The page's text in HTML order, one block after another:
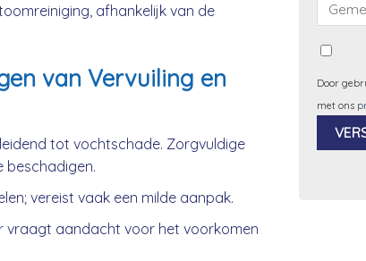
afhankelijk van de
van Vervuiling en
tot vochtschade. Zorgvuldige
beschadigen.
vereist vaak een milde aanpak.
vraagt aandacht voor het voorkomen
Door
met ons